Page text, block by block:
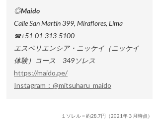
◎Maido
Calle San Martín 399, Miraflores, Lima
☎+51-01-313-5100
エスペリエンシア・ニッケイ（ニッケイ
体験）コース 349ソレス
https://maido.pe/
Instagram：@mitsuharu_maido
１ソレル＝約28.7円（2021年３月時点）